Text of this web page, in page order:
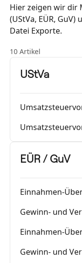
Hier zeigen wir dir
(UStVa, EÜR,
Datei Exporte.
10 Artikel
UStVa
EÜR / GuV
Einnahmen-
Gewinn- und
Einnahmen-
Gewinn- und